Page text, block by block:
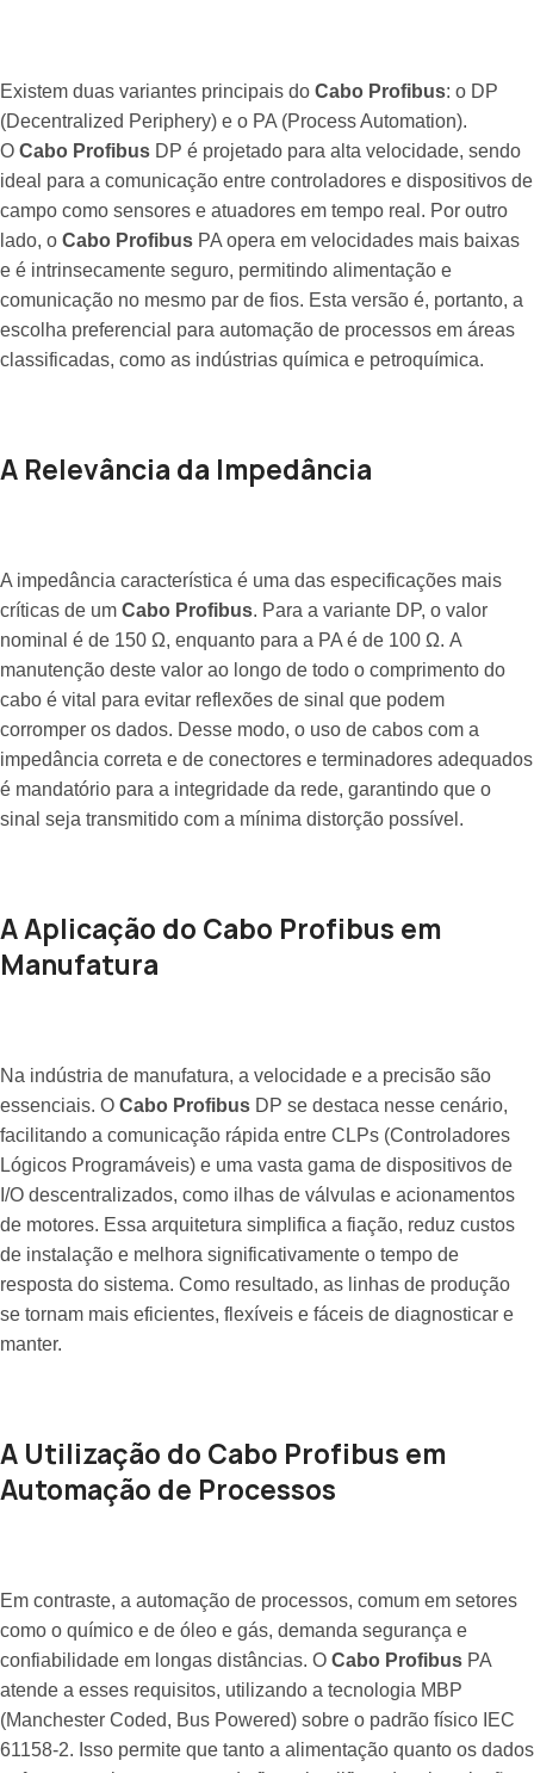
Existem duas variantes principais do Cabo Profibus: o DP
(Decentralized Periphery) e o PA (Process Automation).
O Cabo Profibus DP é projetado para alta velocidade, sendo
ideal para a comunicação entre controladores e dispositivos de
campo como sensores e atuadores em tempo real. Por outro
lado, o Cabo Profibus PA opera em velocidades mais baixas
e é intrinsecamente seguro, permitindo alimentação e
comunicação no mesmo par de fios. Esta versão é, portanto, a
escolha preferencial para automação de processos em áreas
classificadas, como as indústrias química e petroquímica.
A Relevância da Impedância
A impedância característica é uma das especificações mais
críticas de um Cabo Profibus. Para a variante DP, o valor
nominal é de 150 Ω, enquanto para a PA é de 100 Ω. A
manutenção deste valor ao longo de todo o comprimento do
cabo é vital para evitar reflexões de sinal que podem
corromper os dados. Desse modo, o uso de cabos com a
impedância correta e de conectores e terminadores adequados
é mandatório para a integridade da rede, garantindo que o
sinal seja transmitido com a mínima distorção possível.
A Aplicação do Cabo Profibus em
Manufatura
Na indústria de manufatura, a velocidade e a precisão são
essenciais. O Cabo Profibus DP se destaca nesse cenário,
facilitando a comunicação rápida entre CLPs (Controladores
Lógicos Programáveis) e uma vasta gama de dispositivos de
I/O descentralizados, como ilhas de válvulas e acionamentos
de motores. Essa arquitetura simplifica a fiação, reduz custos
de instalação e melhora significativamente o tempo de
resposta do sistema. Como resultado, as linhas de produção
se tornam mais eficientes, flexíveis e fáceis de diagnosticar e
manter.
A Utilização do Cabo Profibus em
Automação de Processos
Em contraste, a automação de processos, comum em setores
como o químico e de óleo e gás, demanda segurança e
confiabilidade em longas distâncias. O Cabo Profibus PA
atende a esses requisitos, utilizando a tecnologia MBP
(Manchester Coded, Bus Powered) sobre o padrão físico IEC
61158-2. Isso permite que tanto a alimentação quanto os dados